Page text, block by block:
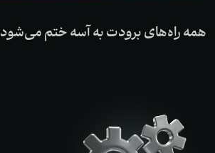
همهراه‌هایبرودتبهآسهختممی‌شود